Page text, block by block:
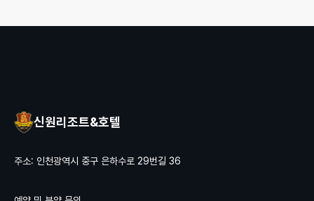
신원리조트&호텔
주소: 인천광역시 중구 은하수로 29번길 36